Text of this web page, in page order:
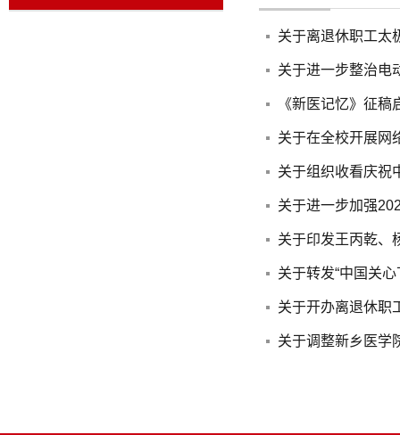
关于离退休职工太
关于进一步整治电
《新医记忆》征稿
关于在全校开展网
关于组织收看庆祝
关于进一步加强
关于印发王丙乾、
关于转发“中国关
关于开办离退休职
关于调整新乡医学